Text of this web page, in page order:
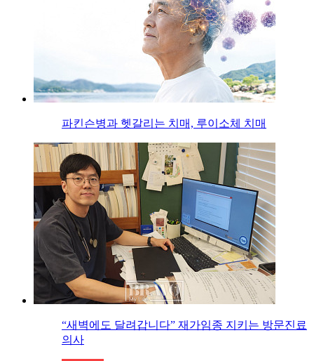
파킨슨병과 헷갈리는 치매, 루이소체 치매
“새벽에도 달려갑니다” 재가임종 지키는 방문진료
의사